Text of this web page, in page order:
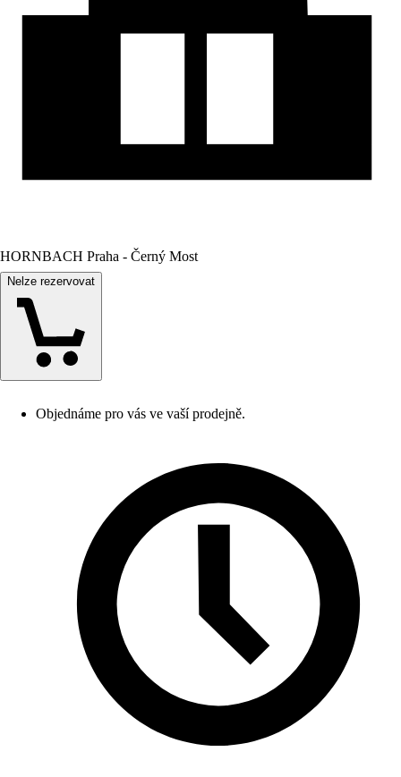
HORNBACH Praha - Černý Most
Nelze rezervovat
Objednáme pro vás ve vaší prodejně.